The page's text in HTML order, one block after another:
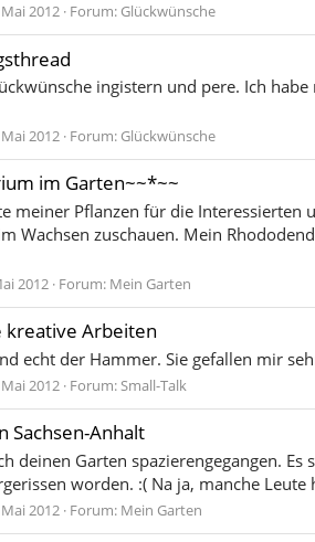
2012 Forum: Glückwünsche
ingistern und pere. Ich
2012 Forum: Glückwünsche
im Garten~~*~~
meiner Pflanzen für die
Wachsen zuschauen. Mein
2012 Forum: Mein Garten
kreative Arbeiten
echt der Hammer. Sie gefallen mir
2012 Forum:Small-Talk
Sachsen-Anhalt
deinen Garten spazierengegangen.
worden. :( Na ja, manche
2012 Forum: Mein Garten